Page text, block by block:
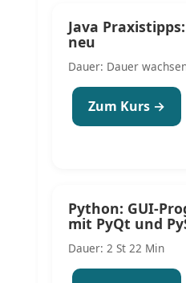
Java
neu
Dauer: Dauer
Zum Kurs →
Python: GUI-
mit PyQt und
Dauer: 2 St 22 Min